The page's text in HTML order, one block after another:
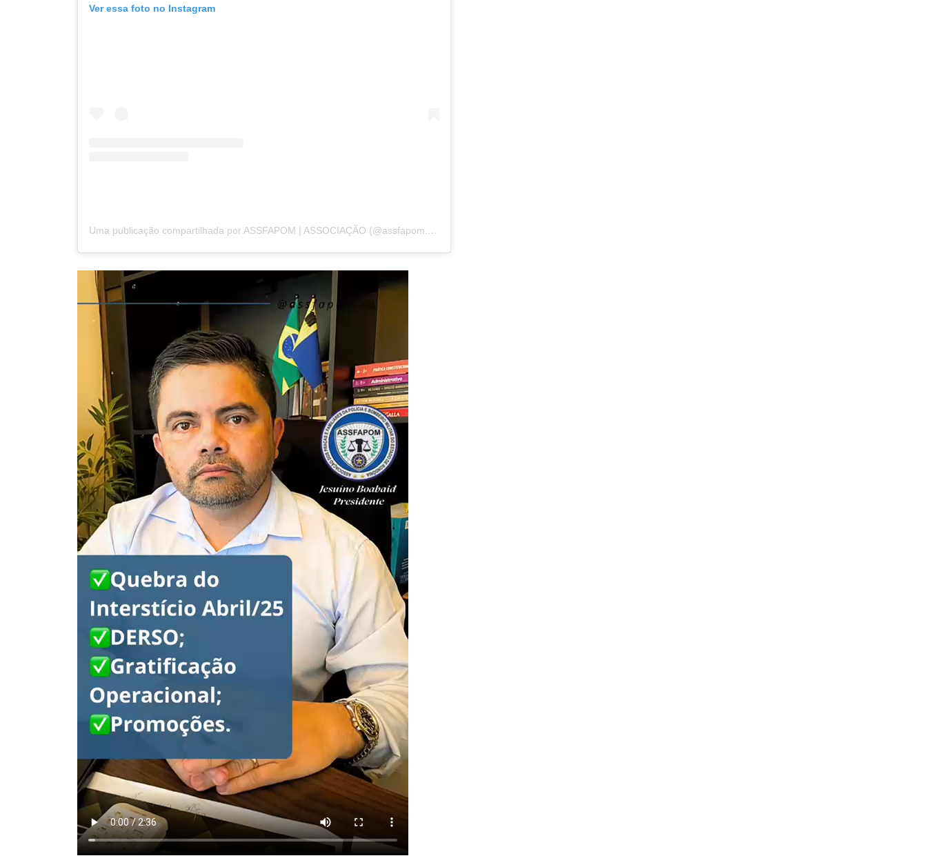
Ver essa foto no Instagram
Uma publicação compartilhada por ASSFAPOM | ASSOCIAÇÃO (@assfapom.ro)